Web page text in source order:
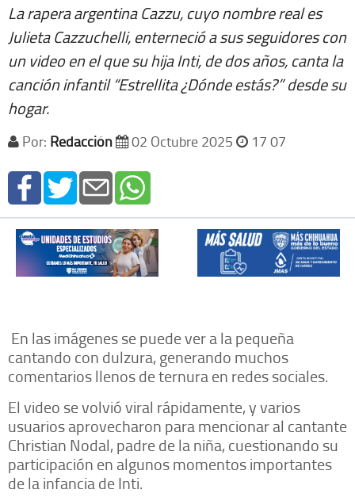
La rapera argentina Cazzu, cuyo nombre real es
Julieta Cazzuchelli, enterneció a sus seguidores con
un video en el que su hija Inti, de dos años, canta la
canción infantil “Estrellita ¿Dónde estás?” desde su
hogar.
Por: Redacción 02 Octubre 2025 17 07
En las imágenes se puede ver a la pequeña
cantando con dulzura, generando muchos
comentarios llenos de ternura en redes sociales.
El video se volvió viral rápidamente, y varios
usuarios aprovecharon para mencionar al cantante
Christian Nodal, padre de la niña, cuestionando su
participación en algunos momentos importantes
de la infancia de Inti.